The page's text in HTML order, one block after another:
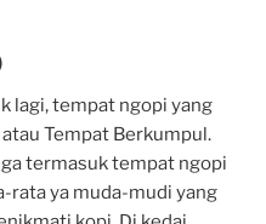
lagi, tempat ngopi yang
Tempat Berkumpul.
termasuk tempat ngopi
rata ya muda-mudi yang